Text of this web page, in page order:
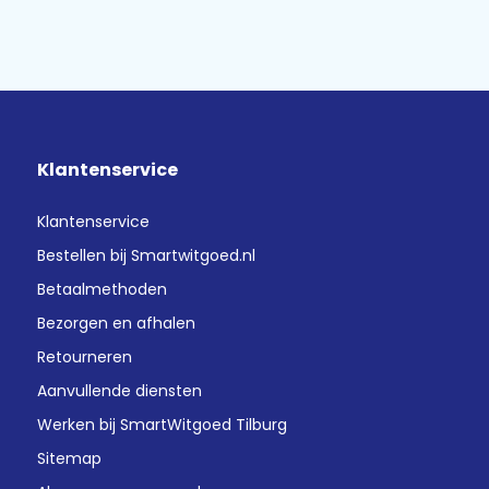
Klantenservice
Klantenservice
Bestellen bij Smartwitgoed.nl
Betaalmethoden
Bezorgen en afhalen
Retourneren
Aanvullende diensten
Werken bij SmartWitgoed Tilburg
Sitemap